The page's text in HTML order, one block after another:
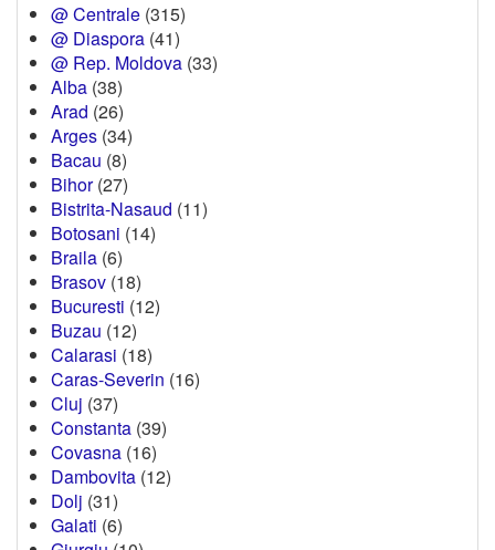
@ Centrale (315)
@ Diaspora (41)
@ Rep. Moldova (33)
Alba (38)
Arad (26)
Arges (34)
Bacau (8)
Bihor(27)
Bistrita-Nasaud (11)
Botosani (14)
Braila (6)
Brasov (18)
Bucuresti (12)
Buzau (12)
Calarasi (18)
Caras-Severin (16)
Cluj (37)
Constanta (39)
Covasna (16)
Dambovita (12)
Dolj (31)
Galati (6)